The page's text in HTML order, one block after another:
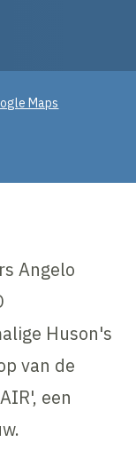
Maps
Angelo
Huson's
van de
een